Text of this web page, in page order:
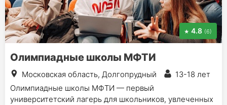
4.8 (6)
Олимпиадные школы МФТИ
Московская область, Долгопрудный
13-18 лет
Олимпиадные школы МФТИ — первый
университетский лагерь для школьников, увлеченных